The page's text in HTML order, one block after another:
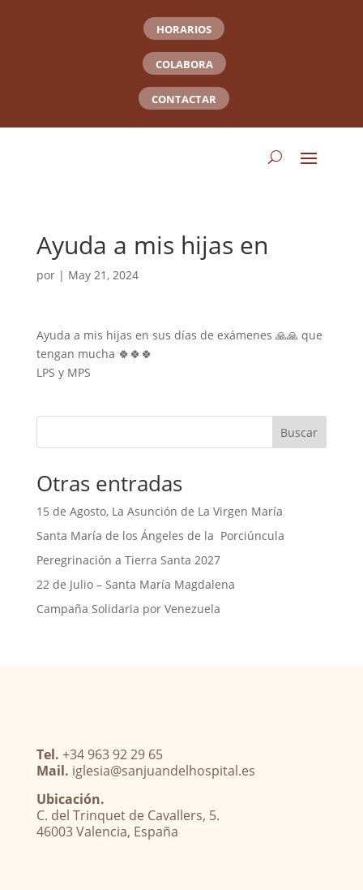
HORARIOS
COLABORA
CONTACTAR
Ayuda a mis hijas en
por | May 21, 2024
Ayuda a mis hijas en sus días de exámenes 🙏🙏 que
tengan mucha 🍀🍀🍀
LPS y MPS
Buscar
Otras entradas
15 de Agosto, La Asunción de La Virgen María
Santa María de los Ángeles de la Porciúncula
Peregrinación a Tierra Santa 2027
22 de Julio – Santa María Magdalena
Campaña Solidaria por Venezuela
Tel. +34 963 92 29 65
Mail. iglesia@sanjuandelhospital.es
Ubicación.
C. del Trinquet de Cavallers, 5.
46003 Valencia, España